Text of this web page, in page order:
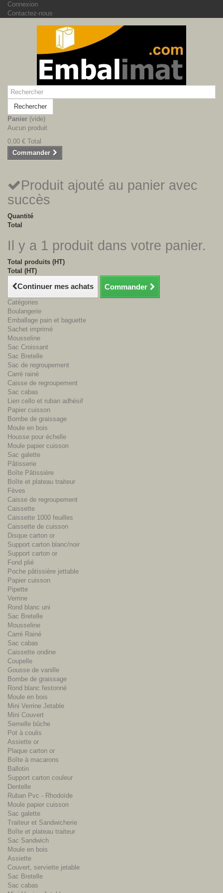
Connexion
Contactez-nous
Rechercher
Panier (vide)
Aucun produit
0,00 € Total
Commander
Produit ajouté au panier avec
succès
Quantité
Total
Il y a 1 produit dans votre panier.
Total produits (HT)
Total (HT)
Continuer mes achats Commander
Catégories
Boulangerie
Emballage pain et baguette
Sachet imprimé
Mousseline
Sac Croissant
Sac Bretelle
Sac de regroupement
Carré rainé
Caisse de regroupement
Sac cabas
Lien cello et ruban adhésif
Papier cuisson
Bombe de graissage
Moule en bois
Housse pour échelle
Moule papier cuisson
Sac galette
Pâtisserie
Boîte Pâtissière
Boîte et plateau traiteur
Fèves
Caisse de regroupement
Caissette
Caissette 1000 feuilles
Caissette de cuisson
Disque carton or
Support carton blanc/noir
Support carton or
Fond plié
Poche pâtissière jettable
Papier cuisson
Pipette
Verrine
Rond blanc uni
Sac Bretelle
Mousseline
Carré Rainé
Sac cabas
Caissette ondine
Coupelle
Gousse de vanille
Bombe de graissage
Rond blanc festonné
Moule en bois
Mini Verrine Jetable
Mini Couvert
Semelle bûche
Pot à coulis
Assiette or
Plaque carton or
Boîte à macarons
Ballotin
Support carton couleur
Dentelle
Ruban Pvc - Rhodoïde
Moule papier cuisson
Sac galette
Traiteur et Sandwicherie
Boîte et plateau traiteur
Sac Sandwich
Moule en bois
Assiette
Couvert, serviette jetable
Sac Bretelle
Sac cabas